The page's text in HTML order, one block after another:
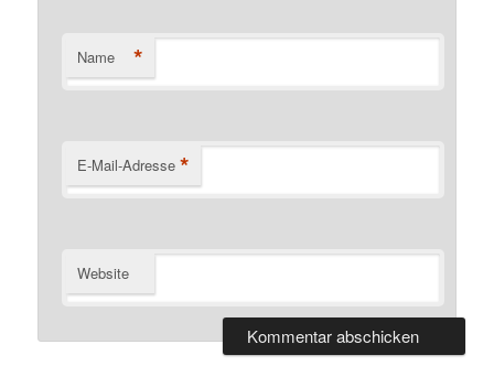
Name *
E-Mail-Adresse *
Website